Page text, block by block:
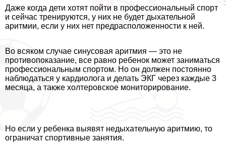
Даже когда дети хотят пойти в профессиональный спорт
и сейчас тренируются, у них не будет дыхательной
аритмии, если у них нет предрасположенности к ней.
Во всяком случае синусовая аритмия — это не
противопоказание, все равно ребенок может заниматься
профессиональным спортом. Но он должен постоянно
наблюдаться у кардиолога и делать ЭКГ через каждые 3
месяца, а также холтеровское мониторирование.
Но если у ребенка выявят недыхательную аритмию, то
ограничат спортивные занятия.